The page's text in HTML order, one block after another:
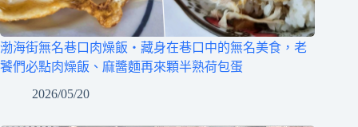
渤海街無名巷口肉燥飯‧藏身在巷口中的無名美食，老
饕們必點肉燥飯、麻醬麵再來顆半熟荷包蛋
2026/05/20